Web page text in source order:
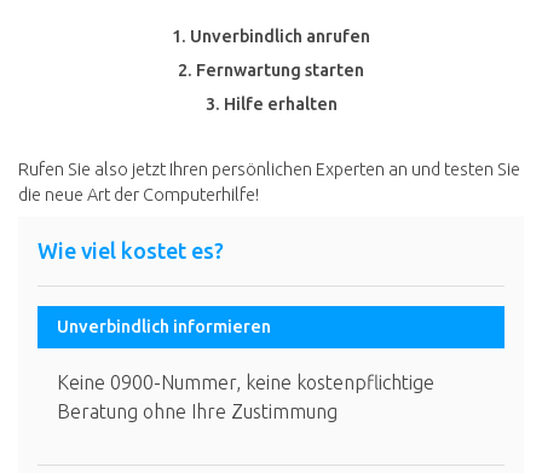
1. Unverbindlich anrufen
2. Fernwartung starten
3. Hilfe erhalten
Rufen Sie also jetzt Ihren persönlichen Experten an und testen Sie
die neue Art der Computerhilfe!
Wie viel kostet es?
Unverbindlich informieren
Keine 0900-Nummer, keine kostenpflichtige
Beratung ohne Ihre Zustimmung